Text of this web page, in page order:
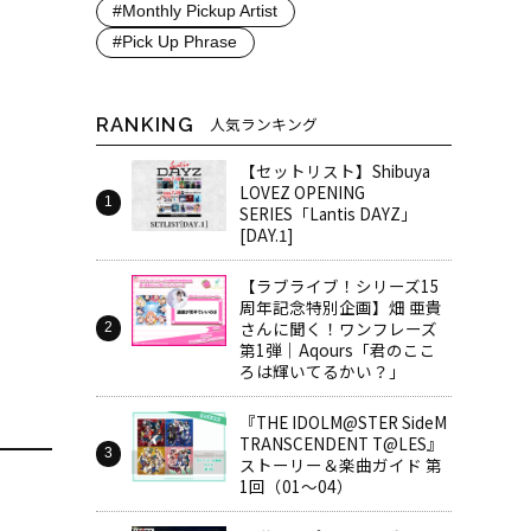
#Monthly Pickup Artist
#Pick Up Phrase
RANKING 人気ランキング
【セットリスト】Shibuya
LOVEZ OPENING
SERIES「Lantis DAYZ」
[DAY.1]
【ラブライブ！シリーズ15
周年記念特別企画】畑 亜貴
さんに聞く！ワンフレーズ
第1弾｜Aqours「君のここ
ろは輝いてるかい？」
『THE IDOLM@STER SideM
TRANSCENDENT T@LES』
ストーリー＆楽曲ガイド 第
1回（01～04）